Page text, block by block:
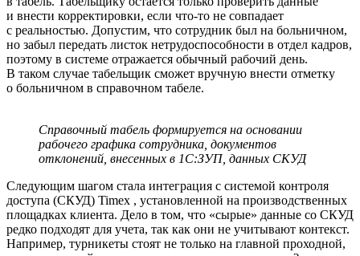
и внести корректировки, если что-то не совпадает
с реальностью. Допустим, что сотрудник был на больничном,
но забыл передать листок нетрудоспособности в отдел кадров,
поэтому в системе отражается обычный рабочий день.
В таком случае табельщик сможет вручную внести отметку
о больничном в справочном табеле.
Справочный табель формируется на основании
рабочего графика сотрудника, документов
отклонений, внесенных в 1С:ЗУП, данных СКУД
Следующим шагом стала интеграция с системой контроля
доступа (СКУД) Timex , установленной на производственных
площадках клиента. Дело в том, что «сырые» данные со СКУД
редко подходят для учета, так как они не учитывают контекст.
Например, турникеты стоят не только на главной проходной,